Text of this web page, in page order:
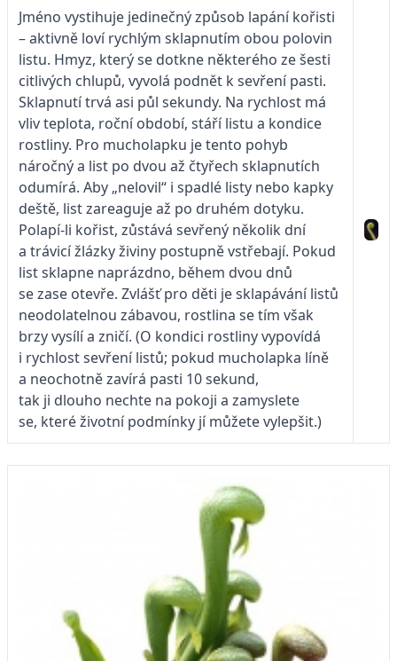
Jméno vystihuje jedinečný způsob lapání kořisti
– aktivně loví rychlým sklapnutím obou polovin
listu. Hmyz, který se dotkne některého ze šesti
citlivých chlupů, vyvolá podnět k sevření pasti.
Sklapnutí trvá asi půl sekundy. Na rychlost má
vliv teplota, roční období, stáří listu a kondice
rostliny. Pro mucholapku je tento pohyb
náročný a list po dvou až čtyřech sklapnutích
odumírá. Aby „nelovil“ i spadlé listy nebo kapky
deště, list zareaguje až po druhém dotyku.
Polapí-li kořist, zůstává sevřený několik dní
a trávicí žlázky živiny postupně vstřebají. Pokud
list sklapne naprázdno, během dvou dnů
se zase otevře. Zvlášť pro děti je sklapávání listů
neodolatelnou zábavou, rostlina se tím však
brzy vysílí a zničí. (O kondici rostliny vypovídá
i rychlost sevření listů; pokud mucholapka líně
a neochotně zavírá pasti 10 sekund,
tak ji dlouho nechte na pokoji a zamyslete
se, které životní podmínky jí můžete vylepšit.)